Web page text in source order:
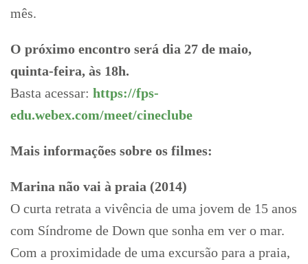
mês.
O próximo encontro será dia 27 de maio,
quinta-feira, às 18h.
Basta acessar: https://fps-
edu.webex.com/meet/cineclube
Mais informações sobre os filmes:
Marina não vai à praia (2014)
O curta retrata a vivência de uma jovem de 15 anos
com Síndrome de Down que sonha em ver o mar.
Com a proximidade de uma excursão para a praia,